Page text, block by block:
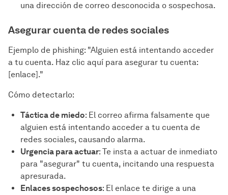
una dirección de correo desconocida o sospechosa.
Asegurar cuenta de redes sociales
Ejemplo de phishing: "Alguien está intentando acceder
a tu cuenta. Haz clic aquí para asegurar tu cuenta:
[enlace]."
Cómo detectarlo:
Táctica de miedo: El correo afirma falsamente que
alguien está intentando acceder a tu cuenta de
redes sociales, causando alarma.
Urgencia para actuar: Te insta a actuar de inmediato
para "asegurar" tu cuenta, incitando una respuesta
apresurada.
Enlaces sospechosos: El enlace te dirige a una